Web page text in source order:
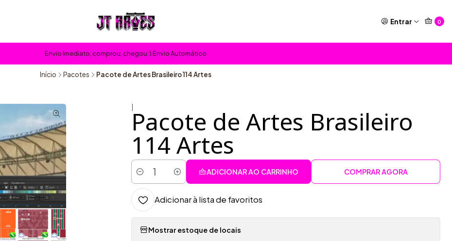
Entrar 0
Envio Imediato, comprou, chegou :) Envio Automático
Início Pacotes Pacote de Artes Brasileiro 114 Artes
Pacote de Artes Brasileiro
114 Artes
Quantidade
ADICIONAR AO CARRINHO COMPRAR AGORA
Adicionar à lista de favoritos
Mostrar estoque de locais